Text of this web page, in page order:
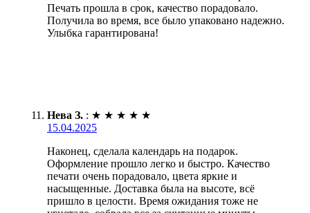
Печать прошла в срок, качество порадовало.
Получила во время, все было упаковано надежно.
Улыбка гарантирована!
Нева З. : ★ ★ ★ ★ ★
15.04.2025
Наконец, сделала календарь на подарок.
Оформление прошло легко и быстро. Качество
печати очень порадовало, цвета яркие и
насыщенные. Доставка была на высоте, всё
пришло в целости. Время ожидания тоже не